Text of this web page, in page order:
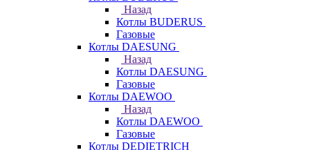
Назад
Котлы BUDERUS
Газовые
Котлы DAESUNG
Назад
Котлы DAESUNG
Газовые
Котлы DAEWOO
Назад
Котлы DAEWOO
Газовые
Котлы DEDIETRICH